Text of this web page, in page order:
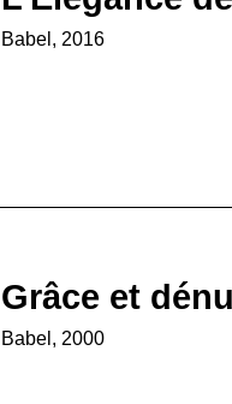
Babel, 2016
Grâce et
Babel, 2000